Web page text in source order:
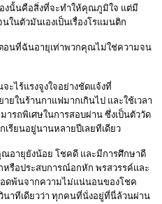
งนั้นคือสิ่งที่จะทำให้คุณภูมิใจ แต่มี
ในตัวมันเองเป็นเรื่องโรแมนติก
อนที่ฉันอายุเท่าพวกคุณไม่ใช่ความจน
ไร้แรงจูงใจอย่างชัดแจ้งที่
ยในร้านกาแฟมากเกินไป และใช้เวลา
ารถพิเศษในการสอบผ่าน ซึ่งเป็นตัววัด
รียนอยู่นานหลายปีเลยทีเดียว
อายุยังน้อย โชคดี และมีการศึกษาดี
รือประสบการณ์อกหัก พรสวรรค์และ
ดพ้นจากความไม่แน่นอนของโชค
นาทีเดียวว่า ทุกคนที่นั่งอยู่ที่นี่ล้วนผ่าน